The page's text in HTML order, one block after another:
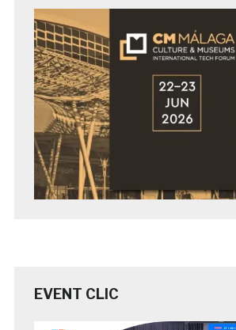
EVENT CLIC